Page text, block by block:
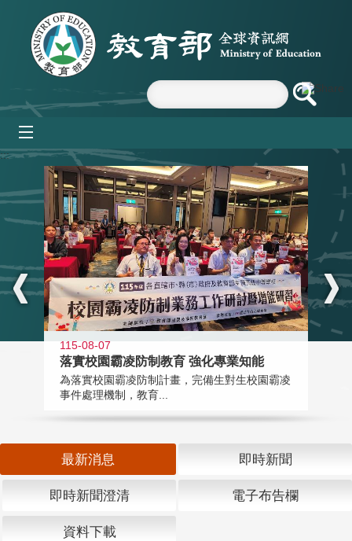
跳到主要內容區塊
:::
115-08-07
落實校園霸凌防制教育 強化專業知能
為落實校園霸凌防制計畫，完備生對生校園霸凌
事件處理機制，教育...
最新消息 即時新聞
即時新聞澄清 電子布告欄
資料下載